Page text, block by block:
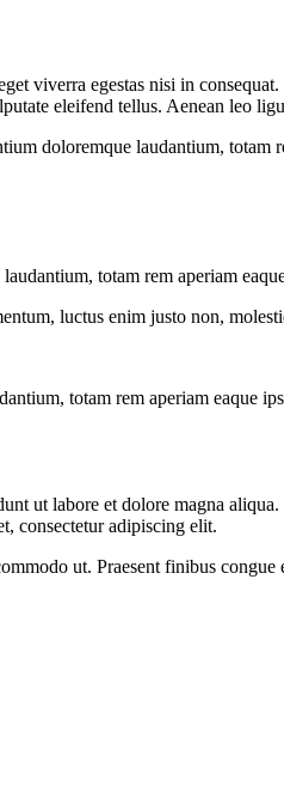
viverra egestas nisi in
eleifend tellus. Aenean leo
doloremque laudantium,
totam rem aperiam
luctus enim justo non,
totam rem aperiam eaque
ut labore et dolore magna
consectetur adipiscing elit.
ut. Praesent finibus